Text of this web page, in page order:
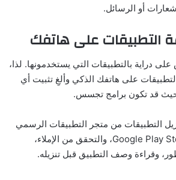
أو الرسائل.
التطبيقات على هاتفك
دراية بالتطبيقات التي يستخدمونها. لذا،
على هاتفك الذكي وألغِ تثبيت أي
حيث قد تكون برامج تجسس.
التطبيقات من متجر التطبيقات الرسمي
مثل App Store أو Google Play Store، والتحقق من الإملاء،
وقراءة وصف التطبيق قبل تنزيله.